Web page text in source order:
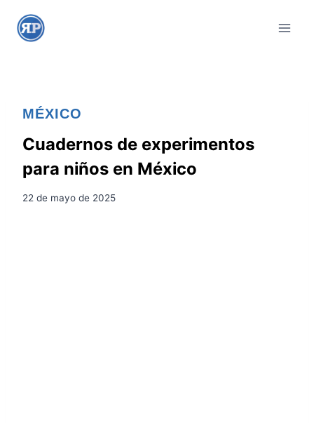
MÉXICO
Cuadernos de experimentos
para niños en México
22 de mayo de 2025